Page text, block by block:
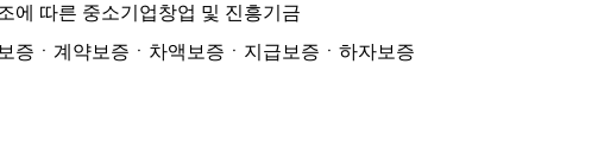
에 따른 중소기업창업 및 진흥기금
증ㆍ계약보증ㆍ차액보증ㆍ지급보증ㆍ하자보증